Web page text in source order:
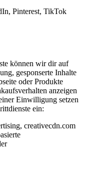
Pinterest, TikTok
können wir dir auf
gesponserte Inhalte
oder Produkte
anzeigen
Einwilligung setzen
ein:
creativecdn.com